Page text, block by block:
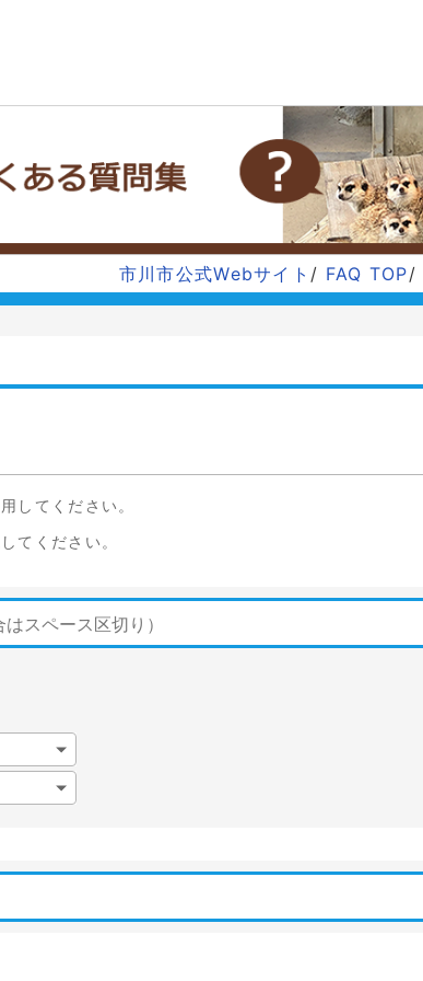
市川市公式Webサイト / FAQ TOP/
してください。
てください。